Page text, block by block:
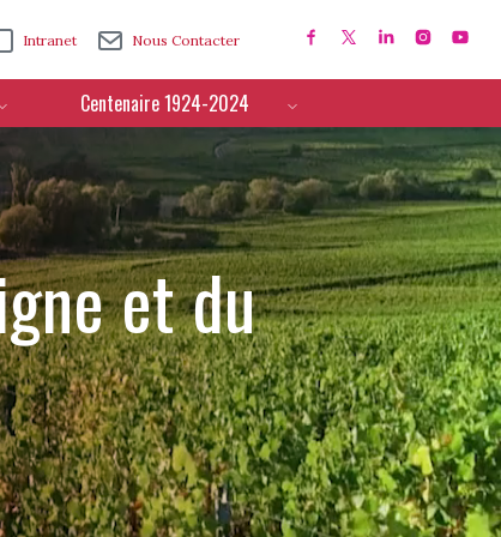
Intranet Nous Contacter
Centenaire 1924-2024
et du